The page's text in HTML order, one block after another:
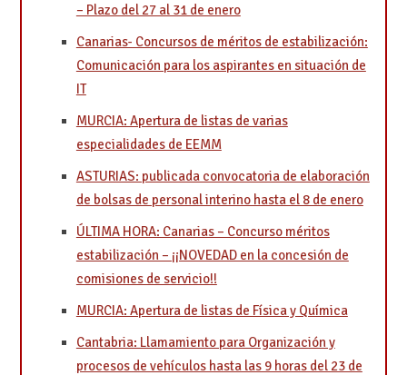
– Plazo del 27 al 31 de enero
Canarias- Concursos de méritos de estabilización:
Comunicación para los aspirantes en situación de
IT
MURCIA: Apertura de listas de varias
especialidades de EEMM
ASTURIAS: publicada convocatoria de elaboración
de bolsas de personal interino hasta el 8 de enero
ÚLTIMA HORA: Canarias – Concurso méritos
estabilización – ¡¡NOVEDAD en la concesión de
comisiones de servicio!!
MURCIA: Apertura de listas de Física y Química
Cantabria: Llamamiento para Organización y
procesos de vehículos hasta las 9 horas del 23 de